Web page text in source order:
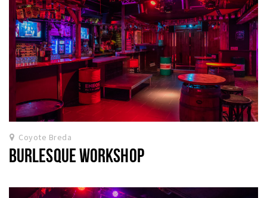
Coyote Breda
BURLESQUE WORKSHOP